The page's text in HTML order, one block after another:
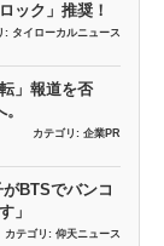
ック」推奨！
: タイローカルニュース
」報道を否
カテゴリ: 企業PR
BTSでバンコ
」
カテゴリ: 仰天ニュース